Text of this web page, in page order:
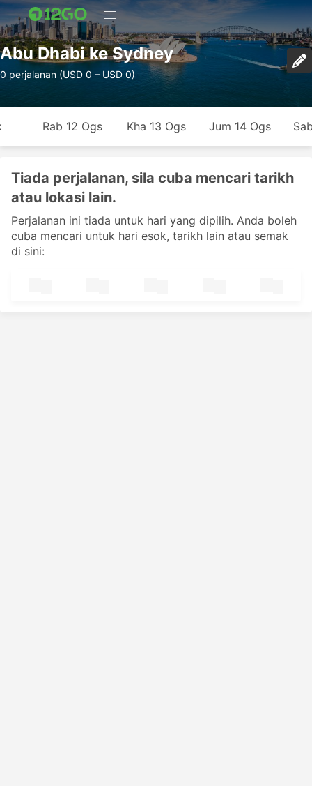
Abu Dhabi ke Sydney
0 perjalanan (USD 0 – USD 0)
Rab 12 Ogs Kha 13 Ogs Jum 14 Ogs
Tiada perjalanan, sila cuba mencari tarikh
atau lokasi lain.
Perjalanan ini tiada untuk hari yang dipilih. Anda boleh
cuba mencari untuk hari esok, tarikh lain atau semak
di sini: